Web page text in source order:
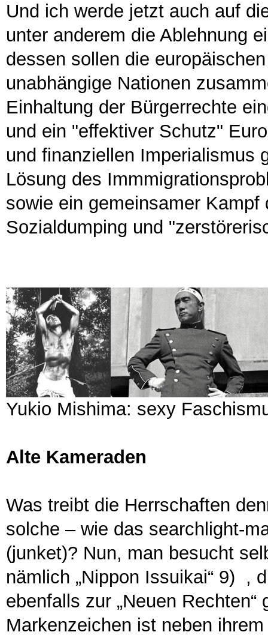
Und ich werde jetzt auch auf
unter anderem die Ablehnung
dessen sollen die
unabhängige Nationen
Einhaltung der Bürgerrechte
und ein "effektiver Schutz"
und finanziellen Imperialismus
Lösung des
sowie ein gemeinsamer
Sozialdumping und
Yukio Mishima: sexy
Alte Kameraden
Was treibt die Herrschaften
solche – wie das searchlight-
(junket)? Nun, man besucht
nämlich „Nippon Issuikai“ 9) ,
ebenfalls zur „Neuen
Markenzeichen ist neben